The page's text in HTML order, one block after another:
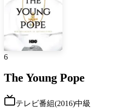
6
The Young Pope
テレビ番組(2016)中級